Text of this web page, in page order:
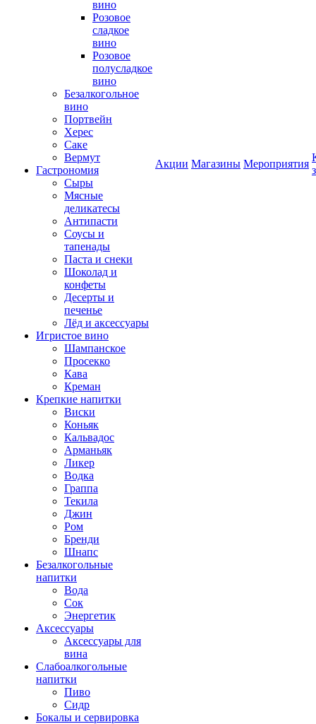
вино
Розовое
сладкое
вино
Розовое
полусладкое
вино
Безалкогольное
вино
Портвейн
Херес
Саке
Вермут
Гастрономия
Сыры
Мясные
деликатесы
Антипасти
Соусы и
тапенады
Паста и снеки
Шоколад и
конфеты
Десерты и
печенье
Лёд и аксессуары
Игристое вино
Шампанское
Просекко
Кава
Креман
Крепкие напитки
Виски
Коньяк
Кальвадос
Арманьяк
Ликер
Водка
Граппа
Текила
Джин
Ром
Бренди
Шнапс
Безалкогольные
напитки
Вода
Сок
Энергетик
Аксессуары
Аксессуары для
вина
Слабоалкогольные
напитки
Пиво
Сидр
Бокалы и сервировка
Акции Магазины Мероприятия